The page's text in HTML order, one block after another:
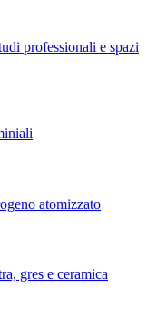
professionali e spazi
atomizzato
gres e ceramica